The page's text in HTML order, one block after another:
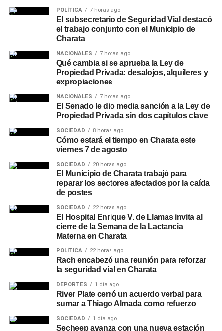
POLÍTICA 7 horas ago
El subsecretario de Seguridad Vial destacó
el trabajo conjunto con el Municipio de
Charata
NACIONALES 7 horas ago
Qué cambia si se aprueba la Ley de
Propiedad Privada: desalojos, alquileres y
expropiaciones
NACIONALES 7 horas ago
El Senado le dio media sanción a la Ley de
Propiedad Privada sin dos capítulos clave
SOCIEDAD 8 horas ago
Cómo estará el tiempo en Charata este
viernes 7 de agosto
SOCIEDAD 20 horas ago
El Municipio de Charata trabajó para
reparar los sectores afectados por la caída
de postes
SOCIEDAD 22 horas ago
El Hospital Enrique V. de Llamas invita al
cierre de la Semana de la Lactancia
Materna en Charata
POLÍTICA 22 horas ago
Rach encabezó una reunión para reforzar
la seguridad vial en Charata
DEPORTES 1 día ago
River Plate cerró un acuerdo verbal para
sumar a Thiago Almada como refuerzo
SOCIEDAD 1 día ago
Secheep avanza con una nueva estación